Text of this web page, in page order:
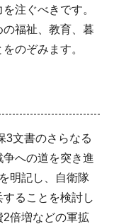
注ぐべきです。
福祉、教育、暮
のぞみます。
3文書のさらなる
への道を突き進
明記し、自衛隊
ることを検討し
倍増などの軍拡